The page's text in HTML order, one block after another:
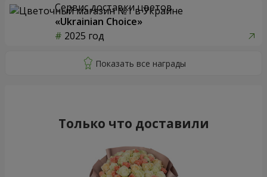
Сервис доставки цветов
«Ukrainian Choice»
2025 год
Только что доставили